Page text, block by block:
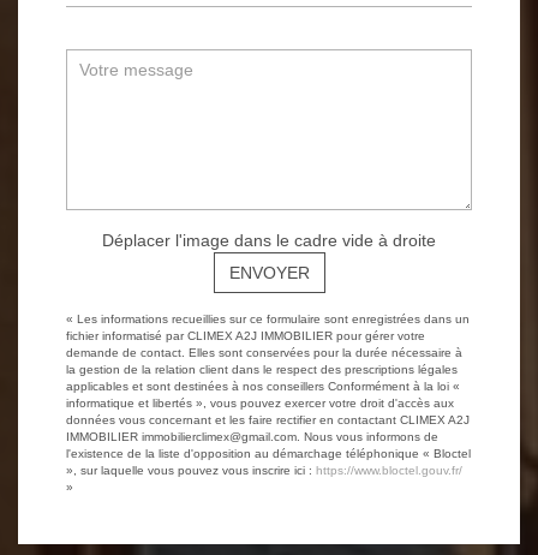
Déplacer l'image dans le cadre vide à droite
ENVOYER
« Les informations recueillies sur ce formulaire sont enregistrées dans un
fichier informatisé par CLIMEX A2J IMMOBILIER pour gérer votre
demande de contact. Elles sont conservées pour la durée nécessaire à
la gestion de la relation client dans le respect des prescriptions légales
applicables et sont destinées à nos conseillers Conformément à la loi «
informatique et libertés », vous pouvez exercer votre droit d'accès aux
données vous concernant et les faire rectifier en contactant CLIMEX A2J
IMMOBILIER immobilierclimex@gmail.com. Nous vous informons de
l'existence de la liste d'opposition au démarchage téléphonique « Bloctel
», sur laquelle vous pouvez vous inscrire ici : https://www.bloctel.gouv.fr/
»